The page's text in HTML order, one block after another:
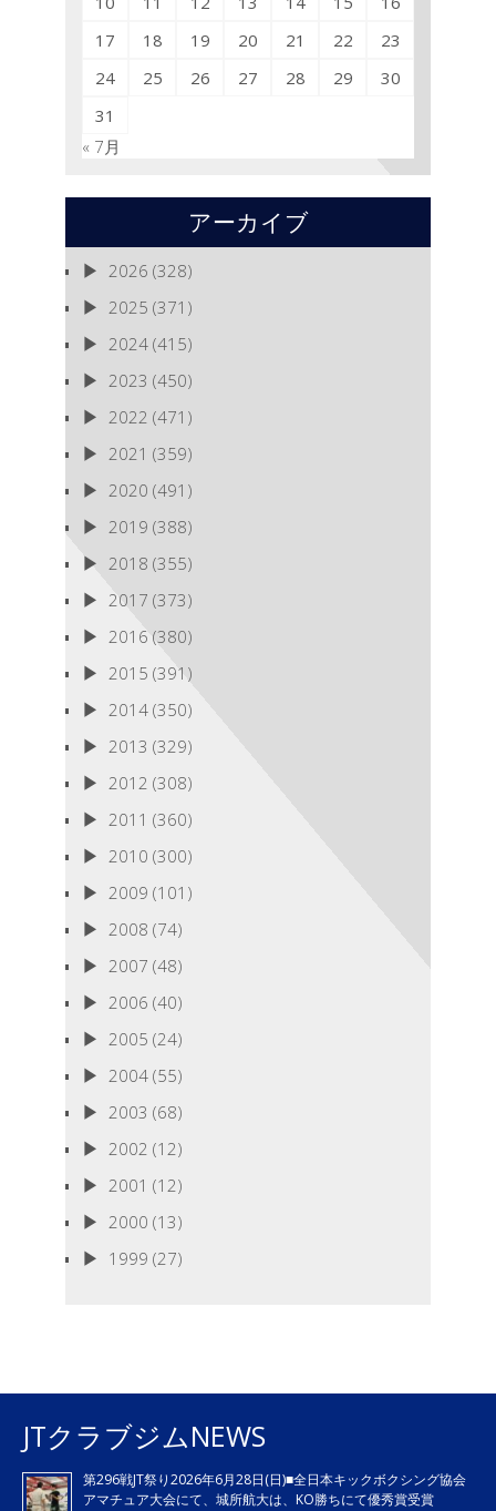
17
18 19 20 21 22
23
24
25 26 27 28 29
30
31
« 7月
アーカイブ
2026 (328)
2025 (371)
2024 (415)
2023 (450)
2022 (471)
2021 (359)
2020 (491)
2019 (388)
2018 (355)
2017 (373)
2016 (380)
2015 (391)
2014 (350)
2013 (329)
2012 (308)
2011 (360)
2010 (300)
2009 (101)
2008 (74)
2007 (48)
2006 (40)
2005 (24)
2004 (55)
2003 (68)
2002 (12)
2001 (12)
2000 (13)
1999 (27)
JTクラブジムNEWS
第296戦JT祭り2026年6月28日(日)■全日本キックボクシング協会
アマチュア大会にて、城所航大は、KO勝ちにて優秀賞受賞